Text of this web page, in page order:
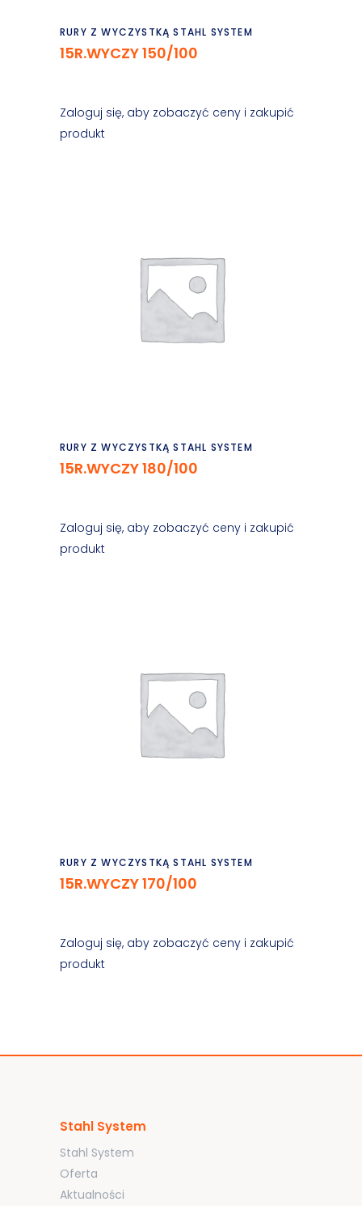
Czytaj dalej
RURY Z WYCZYSTKĄ STAHL SYSTEM
15R.WYCZY 150/100
Zaloguj się, aby zobaczyć ceny i zakupić
produkt
Czytaj dalej
RURY Z WYCZYSTKĄ STAHL SYSTEM
15R.WYCZY 180/100
Zaloguj się, aby zobaczyć ceny i zakupić
produkt
Czytaj dalej
RURY Z WYCZYSTKĄ STAHL SYSTEM
15R.WYCZY 170/100
Zaloguj się, aby zobaczyć ceny i zakupić
produkt
Stahl System
Stahl System
Oferta
Aktualności